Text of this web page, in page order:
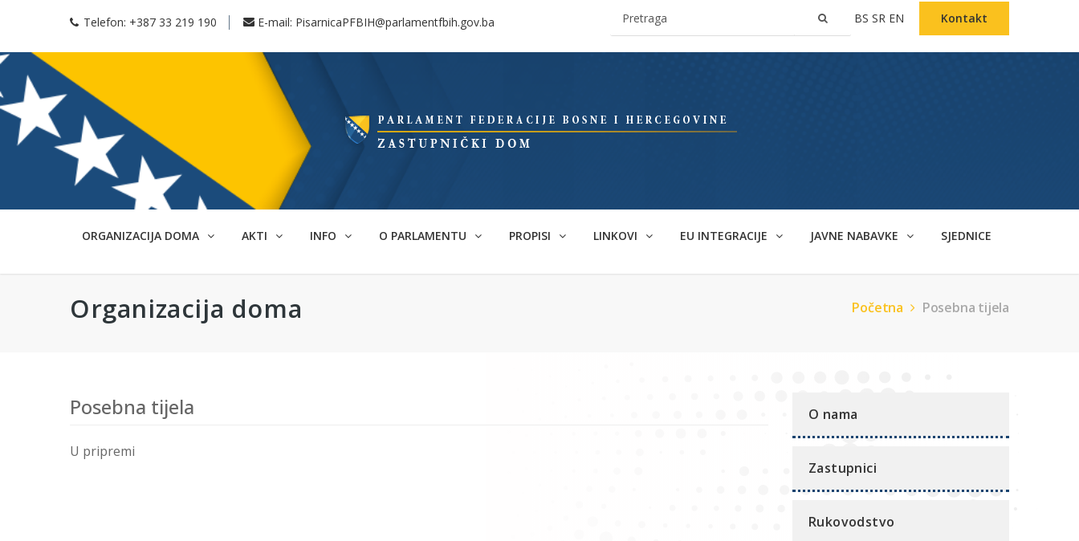
Telefon: +387 33 219 190 E-mail: PisarnicaPFBIH@parlamentfbih.gov.ba BS SR EN Kontakt
ORGANIZACIJA DOMA AKTI INFO O PARLAMENTU PROPISI LINKOVI EU INTEGRACIJE JAVNE NABAVKE SJEDNICE
Organizacija doma Početna Posebna tijela
Posebna tijela
U pripremi
O nama
Zastupnici
Rukovodstvo